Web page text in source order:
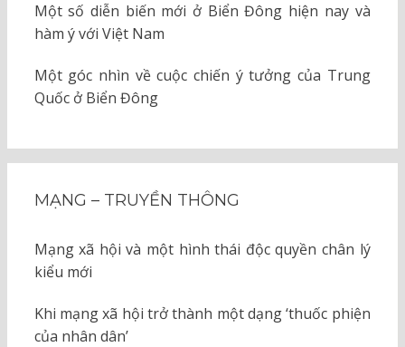
Một số diễn biến mới ở Biển Đông hiện nay và
hàm ý với Việt Nam
Một góc nhìn về cuộc chiến ý tưởng của Trung
Quốc ở Biển Đông
MẠNG – TRUYỀN THÔNG
Mạng xã hội và một hình thái độc quyền chân lý
kiểu mới
Khi mạng xã hội trở thành một dạng ‘thuốc phiện
của nhân dân’